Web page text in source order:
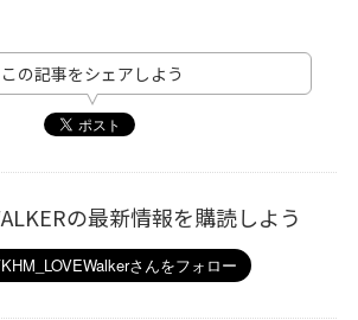
この記事をシェアしよう
の最新情報を購読しよう